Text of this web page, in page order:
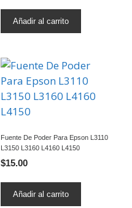
Añadir al carrito
Fuente De Poder Para Epson L3110
L3150 L3160 L4160 L4150
$15.00
Añadir al carrito